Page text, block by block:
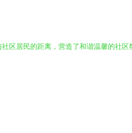
区居民的距离，营造了和谐温馨的社区